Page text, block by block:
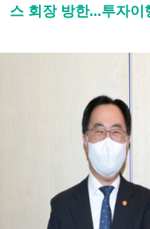
스 회장 방한...투자이